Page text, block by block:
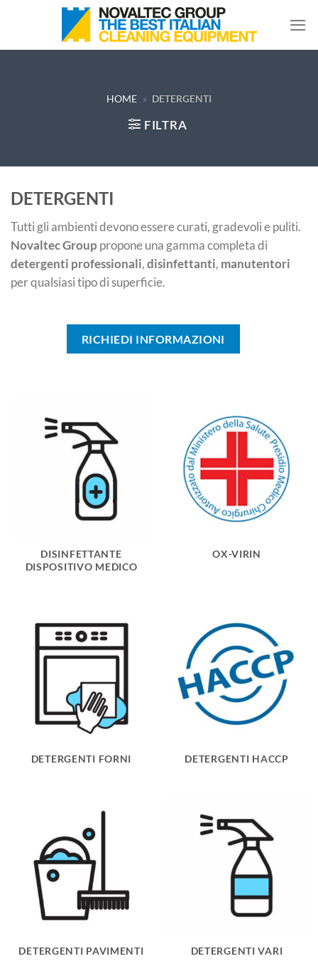
HOME » DETERGENTI
FILTRA
DETERGENTI
Tutti gli ambienti devono essere curati, gradevoli e puliti.
Novaltec Group propone una gamma completa di
detergenti professionali,disinfettanti, manutentori
per qualsiasi tipo di superficie.
RICHIEDI INFORMAZIONI
DISINFETTANTE
DISPOSITIVO MEDICO
OX-VIRIN
DETERGENTI FORNI DETERGENTI HACCP
DETERGENTI PAVIMENTI DETERGENTI VARI